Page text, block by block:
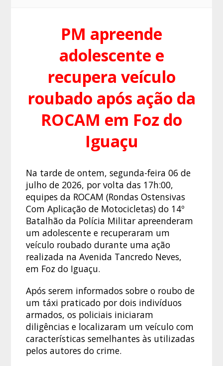
PM apreende
adolescente e
recupera veículo
roubado após ação da
ROCAM em Foz do
Iguaçu
Na tarde de ontem, segunda-feira 06 de
julho de 2026, por volta das 17h:00,
equipes da ROCAM (Rondas Ostensivas
Com Aplicação de Motocicletas) do 14º
Batalhão da Polícia Militar apreenderam
um adolescente e recuperaram um
veículo roubado durante uma ação
realizada na Avenida Tancredo Neves,
em Foz do Iguaçu.
Após serem informados sobre o roubo de
um táxi praticado por dois indivíduos
armados, os policiais iniciaram
diligências e localizaram um veículo com
características semelhantes às utilizadas
pelos autores do crime.